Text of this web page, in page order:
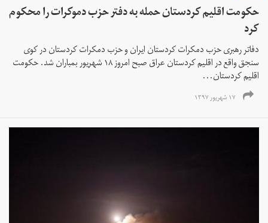
حکومت اقلیم کردستان حمله به دفتر حزب دموکرات را محکوم
کرد
دفاتر رهبری حزب دمکرات کردستان ایران و حزب دمکرات کردستان در کوی
سنجق واقع در اقلیم کردستان عراق صبح امروز ۱۸ شهریور بمباران شد. حکومت
اقلیم کردستان...
۱۷ شهریور ۱۳۹۷